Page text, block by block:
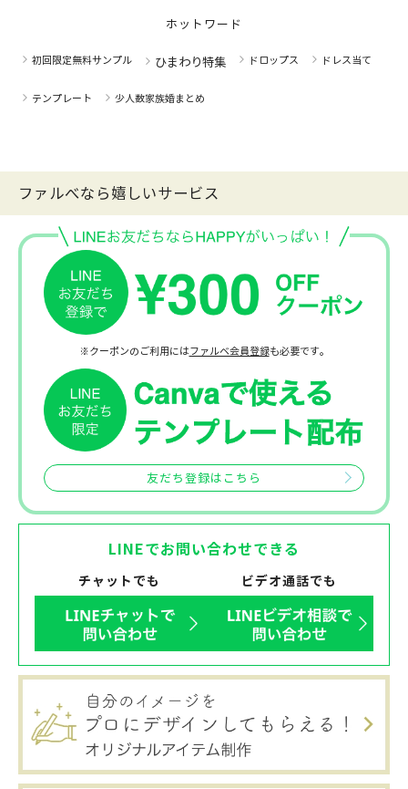
ホットワード
初回限定無料サンプル ひまわり特集 ドロップス ドレス当て
テンプレート 少人数家族婚まとめ
ファルべなら嬉しいサービス
※クーポンのご利用にはファルベ会員登録も必要です。
友だち登録はこちら
LINEでお問い合わせできる
チャットでも ビデオ通話でも